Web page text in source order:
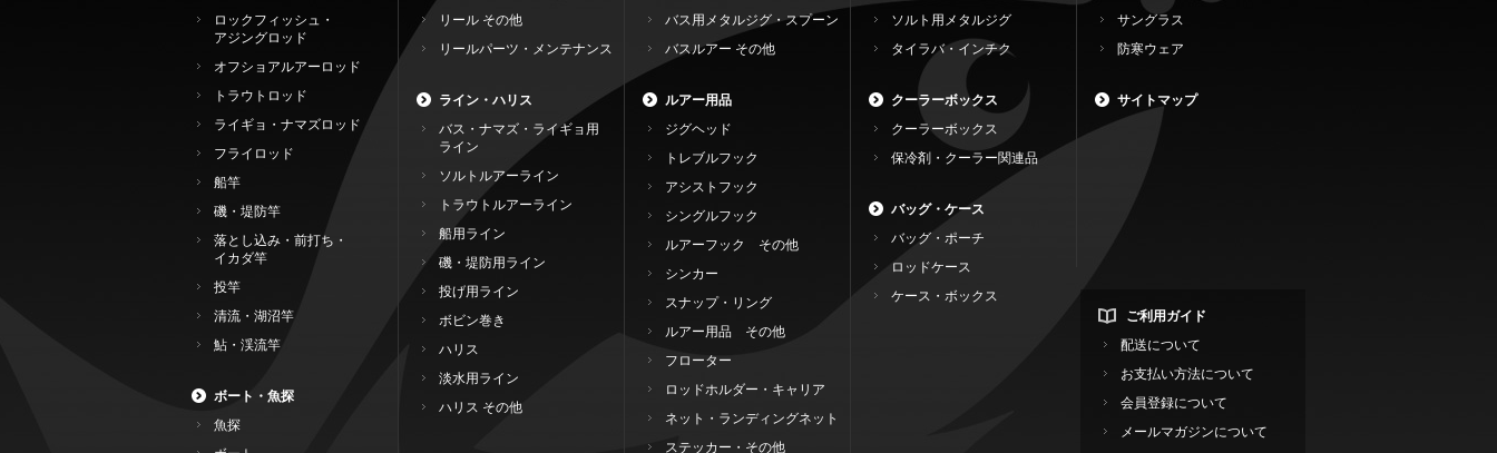
ロックフィッシュ・
アジングロッド
オフショアルアーロッド
トラウトロッド
ライギョ・ナマズロッド
フライロッド
船竿
磯・堤防竿
落とし込み・前打ち・
イカダ竿
投竿
清流・湖沼竿
鮎・渓流竿
ボート・魚探
魚探
リール その他
リールパーツ・メンテナンス
ライン・ハリス
バス・ナマズ・ライギョ用
ライン
ソルトルアーライン
トラウトルアーライン
船用ライン
磯・堤防用ライン
投げ用ライン
ボビン巻き
ハリス
淡水用ライン
ハリス その他
バス用メタルジグ・スプーン
バスルアー その他
ルアー用品
ジグヘッド
トレブルフック
アシストフック
シングルフック
ルアーフック その他
シンカー
スナップ・リング
ルアー用品 その他
フローター
ロッドホルダー・キャリア
ネット・ランディングネット
ステッカー・その他
ソルト用メタルジグ
タイラバ・インチク
クーラーボックス
クーラーボックス
保冷剤・クーラー関連品
バッグ・ケース
バッグ・ポーチ
ロッドケース
ケース・ボックス
サングラス
防寒ウェア
サイトマップ
ご利用ガイド
配送について
お支払い方法について
会員登録について
メールマガジンについて